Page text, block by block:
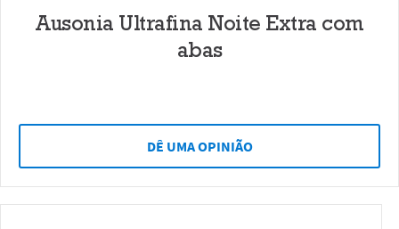
Ausonia Ultrafina Noite Extra com
abas
DÊ UMA OPINIÃO